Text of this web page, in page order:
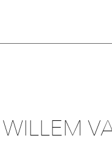
WILLEM